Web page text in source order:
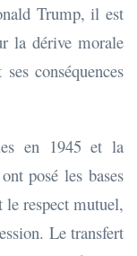
Trump, il est
la dérive morale
conséquences
en 1945 et la
posé les bases
respect mutuel,
Le transfert